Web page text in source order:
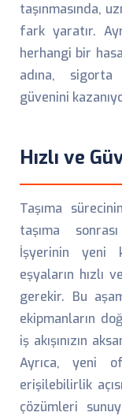
taşınmasında,
fark yaratır.
herhangi bir
adına, sigorta
güvenini
Hızlı ve
Taşıma
taşıma
İşyerinin yeni
eşyaların hızlı
gerekir. Bu
ekipmanların
iş akışınızın
Ayrıca, yeni
erişilebilirlik
çözümleri